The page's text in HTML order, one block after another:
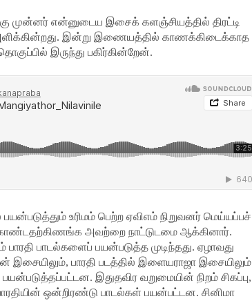
முன்னர் என்னுடைய இசைக் களஞ்சியத்தில் திரட்டி
இன்று இணையத்தில் காணக்கிடைக்காத
இருந்து பகிர்கின்றேன்.
உரிமம் பெற்ற ஏவிஎம் நிறுவனர் மெய்யப்பச்
கொண்டதற்கிணங்க அவற்றை நாட்டுடமை ஆக்கினார்.
பாடல்களைப் பயன்படுத்த முடிந்தது. ஏழாவது
பாரதி படத்தில் இளையராஜா இசையிலும்
இதுதவிர வறுமையின் நிறம் சிகப்பு,
ஒன்றிரண்டு பாடல்கள் பயன்பட்டன. சினிமா